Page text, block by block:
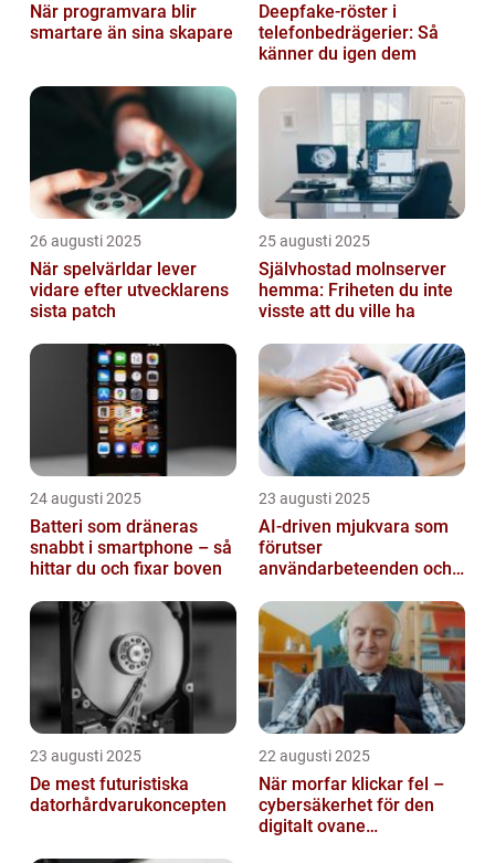
När programvara blir
smartare än sina skapare
Deepfake-röster i
telefonbedrägerier: Så
känner du igen dem
26 augusti 2025
När spelvärldar lever
vidare efter utvecklarens
sista patch
25 augusti 2025
Självhostad molnserver
hemma: Friheten du inte
visste att du ville ha
24 augusti 2025
Batteri som dräneras
snabbt i smartphone – så
hittar du och fixar boven
23 augusti 2025
AI-driven mjukvara som
förutser
användarbeteenden och
23 augusti 2025
De mest futuristiska
datorhårdvarukoncepten
22 augusti 2025
När morfar klickar fel –
cybersäkerhet för den
digitalt ovane